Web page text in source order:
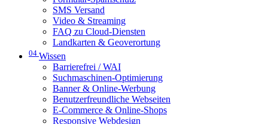
SMS Versand
Video & Streaming
FAQ zu Cloud-Diensten
Landkarten & Geoverortung
04 Wissen
Barrierefrei / WAI
Suchmaschinen-Optimierung
Banner & Online-Werbung
Benutzerfreundliche Webseiten
E-Commerce & Online-Shops
Responsive Webdesign